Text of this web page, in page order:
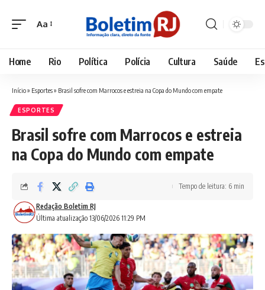
Font
Aa
Home Rio Política Polícia Cultura Saúde
Início» Esportes» Brasil sofre com Marrocos e estreia na Copa do Mundo com empate
ESPORTES
Brasil sofre com Marrocos e estreia
na Copa do Mundo com empate
Última atualização 13/06/2026 11:29 PM
Redação Boletim RJ
Tempo de leitura: 6 min